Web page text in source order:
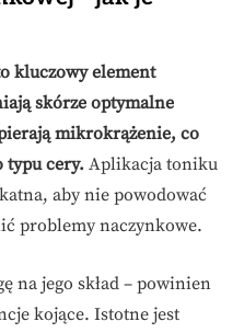
kluczowy element
skórze optymalne
mikrokrążenie, co
typu cery. Aplikacja toniku
aby nie powodować
problemy naczynkowe.
na jego skład – powinien
kojące. Istotne jest